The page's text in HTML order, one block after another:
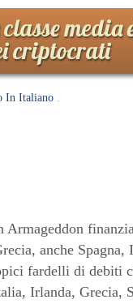
media
criptocrati
In Italiano .
Armageddon
anche
fardelli di debiti
Irlanda, Grecia,